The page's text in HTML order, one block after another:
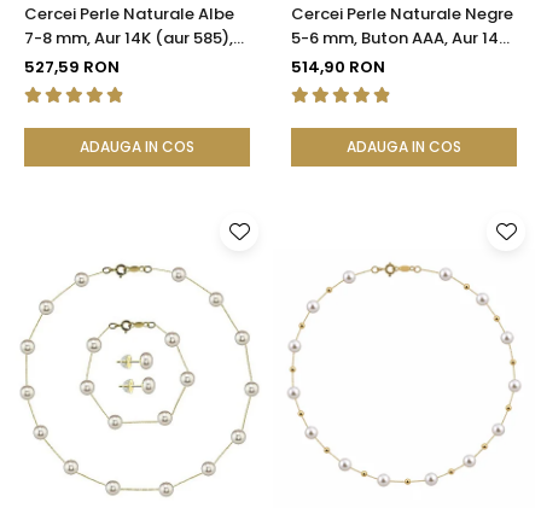
Cercei Perle Naturale Albe
7-8 mm, Aur 14K (aur 585),
Calitatea AAA | KASKADDA®
527,59 RON
ADAUGA IN COS
Cercei Perle Naturale Negre
5-6 mm, Buton AAA, Aur 14K
(aur 585), Tip Șurub |
KASKADDA®
514,90 RON
ADAUGA IN COS